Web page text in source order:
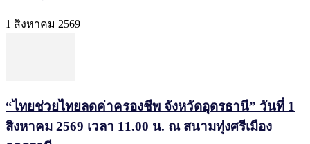
1 สิงหาคม 2569
“ไทยช่วยไทยลดค่าครองชีพ จังหวัดอุดรธานี” วันที่ 1
สิงหาคม 2569 เวลา 11.00 น. ณ สนามทุ่งศรีเมือง